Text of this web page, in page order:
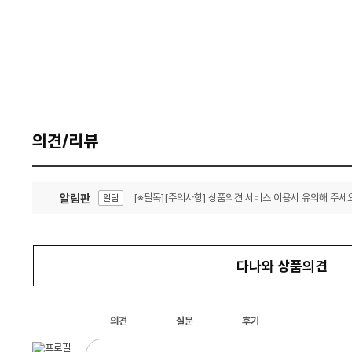
의견/리뷰
알림판 알림 [※필독][주의사항] 상품의견 서비스 이용시 유의해 주세
다나와 상품의견
의견 질문 후기